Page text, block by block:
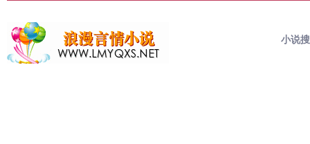
小说